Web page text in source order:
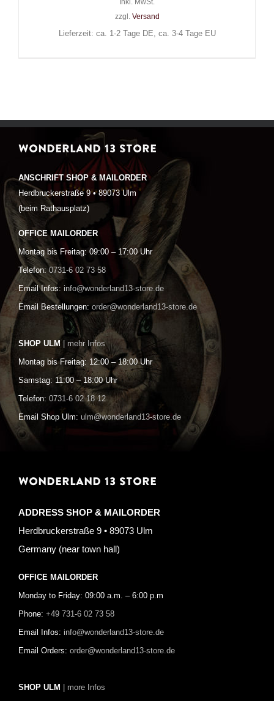
Inkl. MwSt.
zzgl. Versand
Lieferzeit: ca. 1-2 Tage DE, ca. 3-4 Tage EU
WONDERLAND 13 STORE
ANSCHRIFT SHOP & MAILORDER
Herdbruckerstraße 9 • 89073 Ulm
(beim Rathausplatz)
OFFICE MAILORDER
Montag bis Freitag: 09:00 – 17:00 Uhr
Telefon: 0731-6 02 73 58
Email Infos: info@wonderland13-store.de
Email Bestellungen: order@wonderland13-store.de
SHOP ULM | mehr Infos
Montag bis Freitag: 12:00 – 18:00 Uhr
Samstag: 11:00 – 18:00 Uhr
Telefon: 0731-6 02 18 12
Email Shop Ulm: ulm@wonderland13-store.de
WONDERLAND 13 STORE
ADDRESS SHOP & MAILORDER
Herdbruckerstraße 9 • 89073 Ulm
Germany (near town hall)
OFFICE MAILORDER
Monday to Friday: 09:00 a.m. – 6:00 p.m
Phone: +49 731-6 02 73 58
Email Infos: info@wonderland13-store.de
Email Orders: order@wonderland13-store.de
SHOP ULM | more Infos